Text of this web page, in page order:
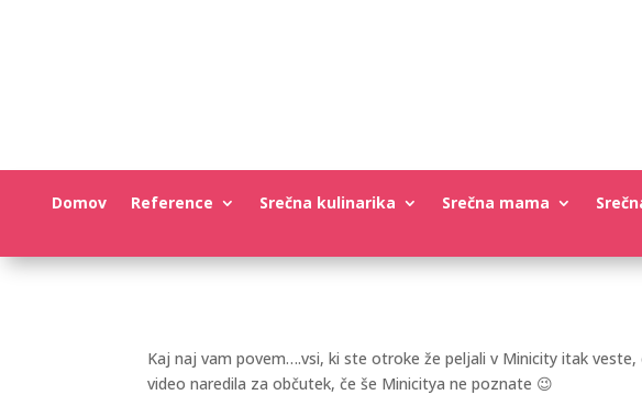
Domov Reference Srečna kulinarika Srečna mama
Kaj naj vam povem….vsi, ki ste otroke že peljali v Minicity itak
video naredila za občutek, če še Minicitya ne poznate 😉